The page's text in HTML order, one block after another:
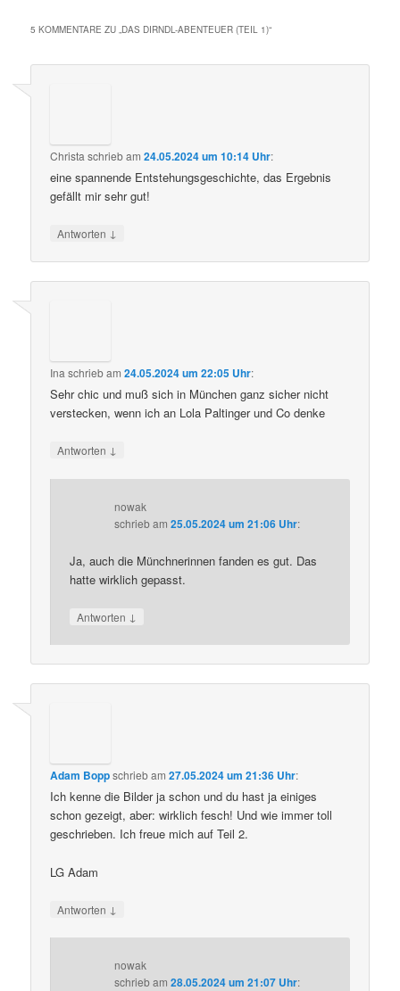
5 KOMMENTARE ZU „ DAS DIRNDL-ABENTEUER (TEIL 1)“
Christa schriebam24.05.2024 um 10:14 Uhr:
eine spannende Entstehungsgeschichte, das Ergebnis
gefällt mir sehr gut!
Antworten ↓
Ina schriebam24.05.2024 um 22:05 Uhr:
Sehr chic und muß sich in München ganz sicher nicht
verstecken, wenn ich an Lola Paltinger und Co denke
Antworten ↓
nowak
schriebam25.05.2024 um 21:06 Uhr:
Ja, auch die Münchnerinnen fanden es gut. Das
hatte wirklich gepasst.
Antworten ↓
Adam Boppschriebam27.05.2024 um 21:36 Uhr:
Ich kenne die Bilder ja schon und du hast ja einiges
schon gezeigt, aber: wirklich fesch! Und wie immer toll
geschrieben. Ich freue mich auf Teil 2.
LG Adam
Antworten ↓
nowak
schriebam28.05.2024 um 21:07 Uhr: